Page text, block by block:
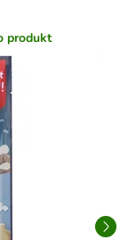
produkt